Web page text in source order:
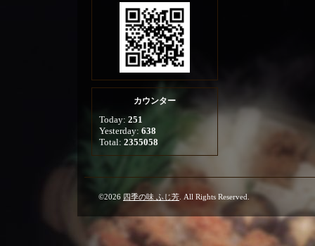
カウンター
Today: 251
Yesterday: 638
Total: 2355058
©2026 四季の味 ふじ芳 . All Rights Reserved.